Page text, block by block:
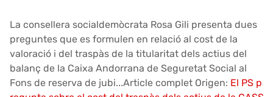
La consellera socialdemòcrata Rosa Gili presenta dues
preguntes que es formulen en relació al cost de la
valoració i del traspàs de la titularitat dels actius del
balanç de la Caixa Andorrana de Seguretat Social al
Fons de reserva de jubi...Article complet Origen: El PS p